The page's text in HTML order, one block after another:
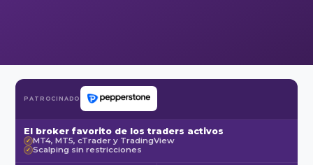
PATROCINADO
El broker favorito de los traders activos
✓ MT4, MT5, cTrader y TradingView
✓ Scalping sin restricciones